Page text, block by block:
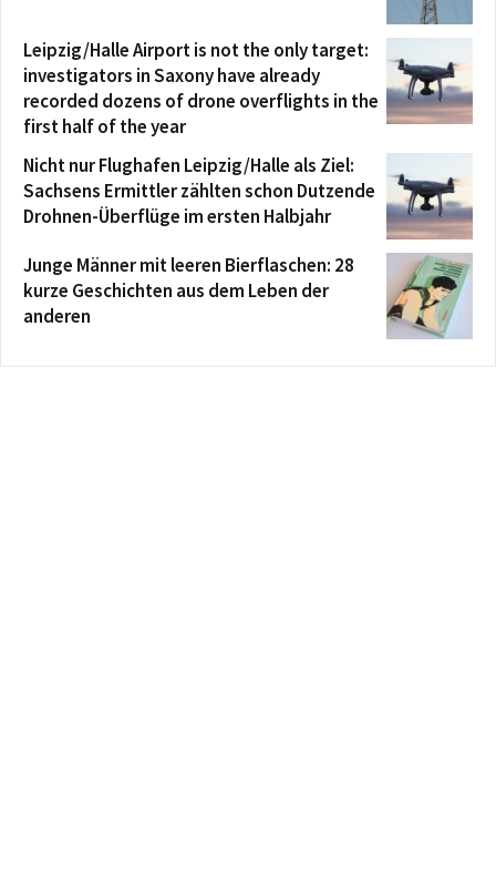
Leipzig/Halle Airport is not the only target:
investigators in Saxony have already
recorded dozens of drone overflights in the
first half of the year
Nicht nur Flughafen Leipzig/Halle als Ziel:
Sachsens Ermittler zählten schon Dutzende
Drohnen-Überflüge im ersten Halbjahr
Junge Männer mit leeren Bierflaschen: 28
kurze Geschichten aus dem Leben der
anderen